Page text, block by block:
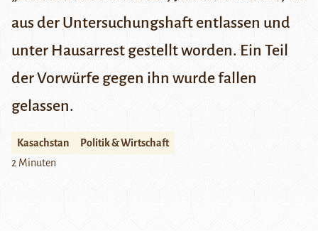
aus der Untersuchungshaft entlassen und
unter Hausarrest gestellt worden. Ein Teil
der Vorwürfe gegen ihn wurde fallen
gelassen.
Kasachstan
Politik & Wirtschaft
2 Minuten